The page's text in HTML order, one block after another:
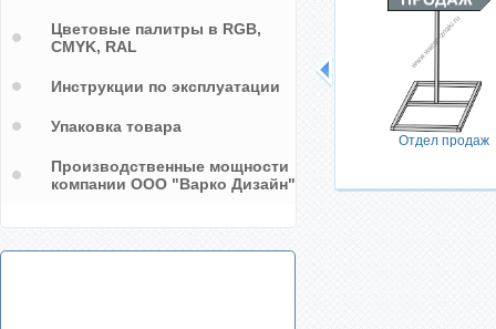
Отдел продаж
Цветовые палитры в RGB,
CMYK, RAL
Инструкции по эксплуатации
Упаковка товара
Производственные мощности
компании ООО "Варко Дизайн"